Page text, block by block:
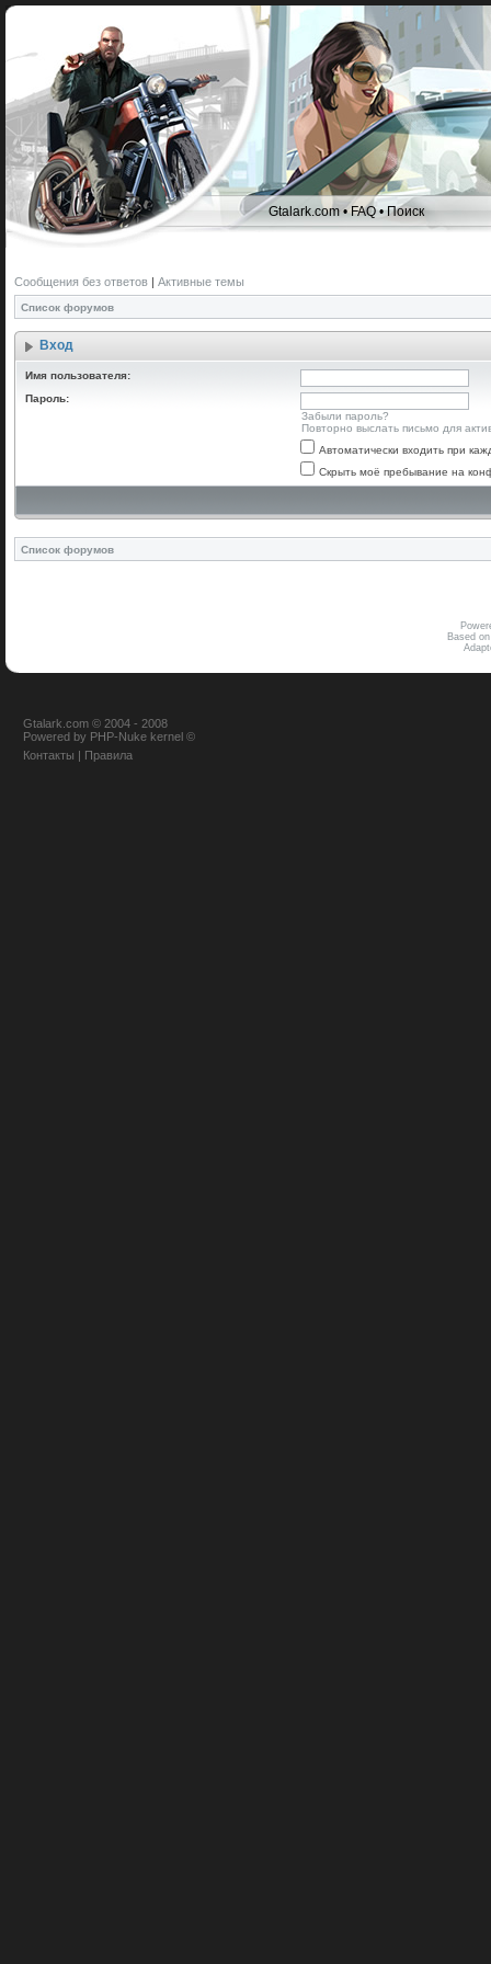
Gtalark.com •FAQ•Поиск
Сообщения без ответов | Активные темы
Список форумов
Вход
Имя пользователя:
Пароль:
Забыли пароль?
Повторно выслать письмо для
Автоматически входить при
Скрыть моё пребывание на
Список форумов
Based
Gtalark.com © 2004 - 2008
Powered by PHP-Nuke kernel ©
Контакты | Правила